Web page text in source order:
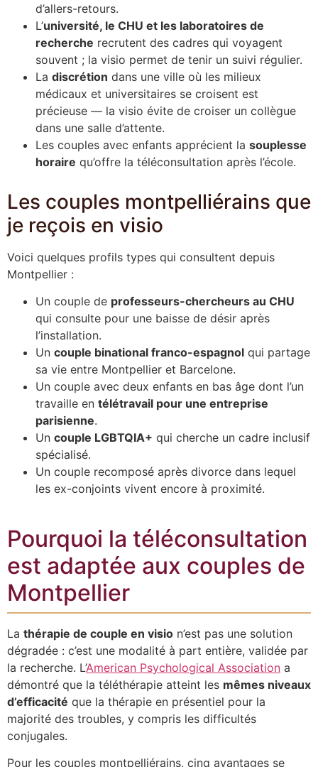
d’allers-retours.
L’université, le CHU et les laboratoires de
recherche recrutent des cadres qui voyagent
souvent ; la visio permet de tenir un suivi régulier.
La discrétion dans une ville où les milieux
médicaux et universitaires se croisent est
précieuse — la visio évite de croiser un collègue
dans une salle d’attente.
Les couples avec enfants apprécient la souplesse
horaire qu’offre la téléconsultation après l’école.
Les couples montpelliérains que
je reçois en visio
Voici quelques profils types qui consultent depuis
Montpellier :
Un couple de professeurs-chercheurs au CHU
qui consulte pour une baisse de désir après
l’installation.
Un couple binational franco-espagnol qui partage
sa vie entre Montpellier et Barcelone.
Un couple avec deux enfants en bas âge dont l’un
travaille en télétravail pour une entreprise
parisienne.
Un couple LGBTQIA+ qui cherche un cadre inclusif
spécialisé.
Un couple recomposé après divorce dans lequel
les ex-conjoints vivent encore à proximité.
Pourquoi la téléconsultation
est adaptée aux couples de
Montpellier
La thérapie de couple en visio n’est pas une solution
dégradée : c’est une modalité à part entière, validée par
la recherche. L’American Psychological Association a
démontré que la téléthérapie atteint les mêmes niveaux
d’efficacité que la thérapie en présentiel pour la
majorité des troubles, y compris les difficultés
conjugales.
Pour les couples montpelliérains, cinq avantages se